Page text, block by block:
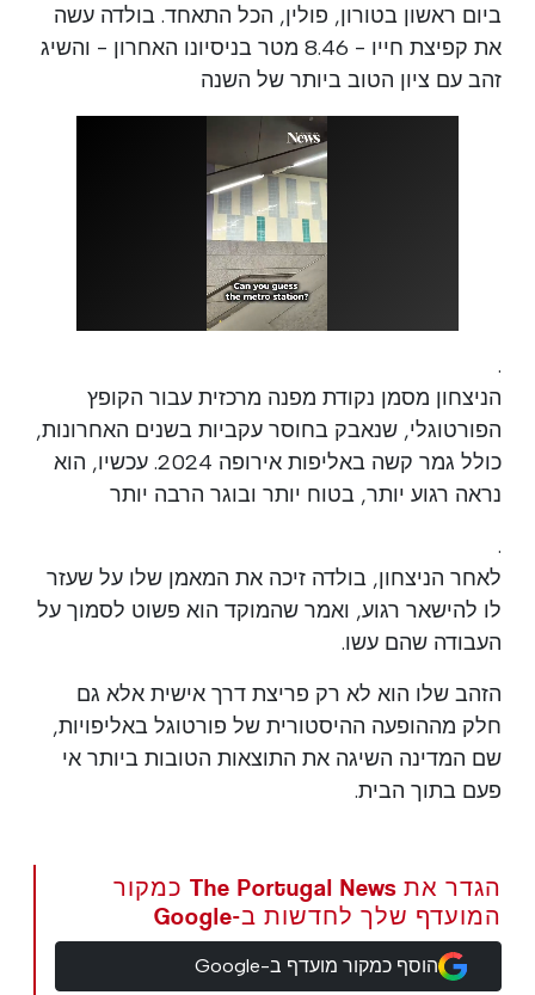
ביום ראשון בטורון, פולין, הכל התאחד. בולדה עשה
את קפיצת חייו - 8.46 מטר בניסיונו האחרון - והשיג
זהב עם ציון הטוב ביותר של השנה
.
הניצחון מסמן נקודת מפנה מרכזית עבור הקופץ
הפורטוגלי, שנאבק בחוסר עקביות בשנים האחרונות,
כולל גמר קשה באליפות אירופה 2024. עכשיו, הוא
נראה רגוע יותר, בטוח יותר ובוגר הרבה יותר
.
לאחר הניצחון, בולדה זיכה את המאמן שלו על שעזר
לו להישאר רגוע, ואמר שהמוקד הוא פשוט לסמוך על
העבודה שהם עשו.
הזהב שלו הוא לא רק פריצת דרך אישית אלא גם
חלק מההופעה ההיסטורית של פורטוגל באליפויות,
שם המדינה השיגה את התוצאות הטובות ביותר אי
פעם בתוך הבית.
הגדר את The Portugal News כמקור
המועדף שלך לחדשות ב-Google
הוסף כמקור מועדף ב-Google